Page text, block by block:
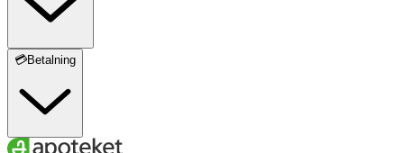
💳Betalning